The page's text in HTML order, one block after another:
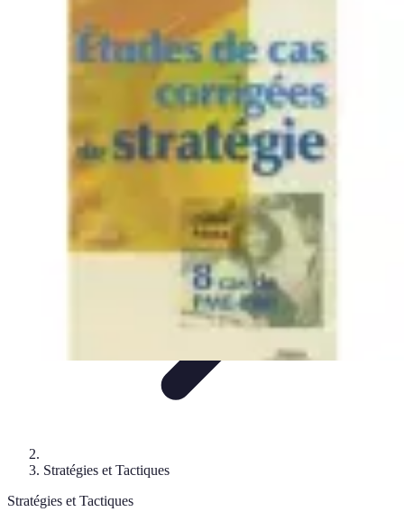
Stratégies et Techniques Entraînement et Techniques
Entraînement et TechniqueStratégies d'équipe
Stratégies et Tactiques
Stratégies et Tactiques